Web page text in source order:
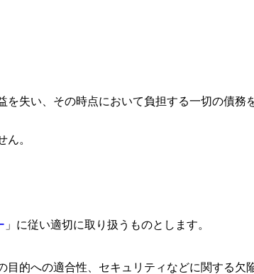
失い、その時点において負担する一切の債務
。
」に従い適切に取り扱うものとします。
的への適合性、セキュリティなどに関する欠